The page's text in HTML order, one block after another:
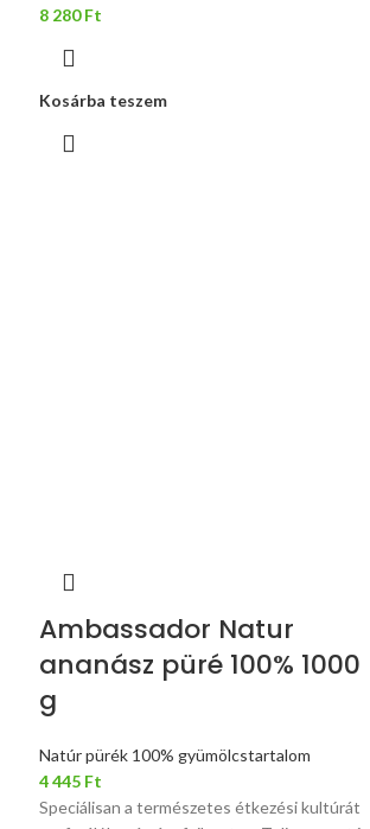
8 280Ft
Kosárba teszem
Ambassador Natur
ananász püré 100% 1000
g
Natúr pürék 100% gyümölcstartalom
4 445 Ft
Speciálisan a természetes étkezési kultúrát